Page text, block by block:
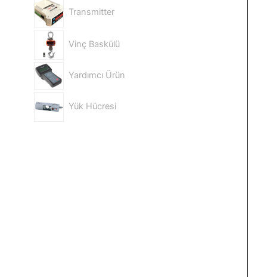
Transmitter
Vinç Baskülü
Yardımcı Ürün
Yük Hücresi